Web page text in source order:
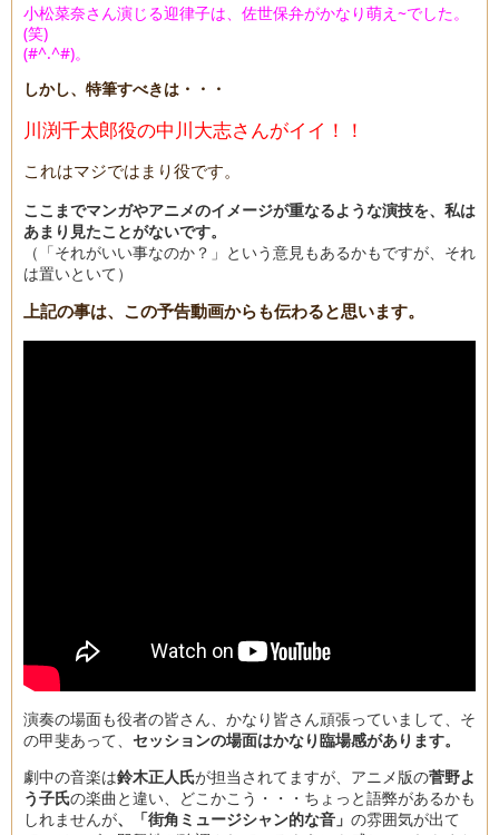
小松菜奈さん演じる迎律子は、佐世保弁がかなり萌え~でした。
(笑)
(#^.^#)。
しかし、特筆すべきは・・・
川渕千太郎役の中川大志さんがイイ！！
これはマジではまり役です。
ここまでマンガやアニメのイメージが重なるような演技を、私は
あまり見たことがないです。
（「それがいい事なのか？」という意見もあるかもですが、それ
は置いといて）
上記の事は、この予告動画からも伝わると思います。
演奏の場面も役者の皆さん、かなり皆さん頑張っていまして、そ
の甲斐あって、 セッションの場面はかなり臨場感があります。
劇中の音楽は鈴木正人氏が担当されてますが、アニメ版の菅野よ
う子氏の楽曲と違い、どこかこう・・・ちょっと語弊があるかも
しれませんが、「街角ミュージシャン的な音」 の雰囲気が出て